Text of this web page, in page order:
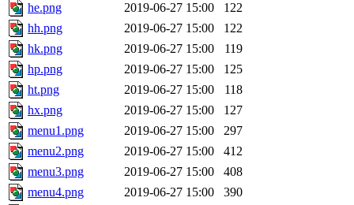
he.png
2019-06-27 15:00
122
hh.png
2019-06-27 15:00
122
hk.png
2019-06-27 15:00
119
hp.png
2019-06-27 15:00
125
ht.png
2019-06-27 15:00
118
hx.png
2019-06-27 15:00
127
menu1.png
2019-06-27 15:00
297
menu2.png
2019-06-27 15:00
412
menu3.png
2019-06-27 15:00
408
menu4.png
2019-06-27 15:00
390